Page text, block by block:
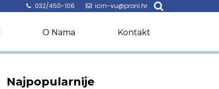
032/450-106 icm-vu@proni.hr
O Nama Kontakt
Najpopularnije